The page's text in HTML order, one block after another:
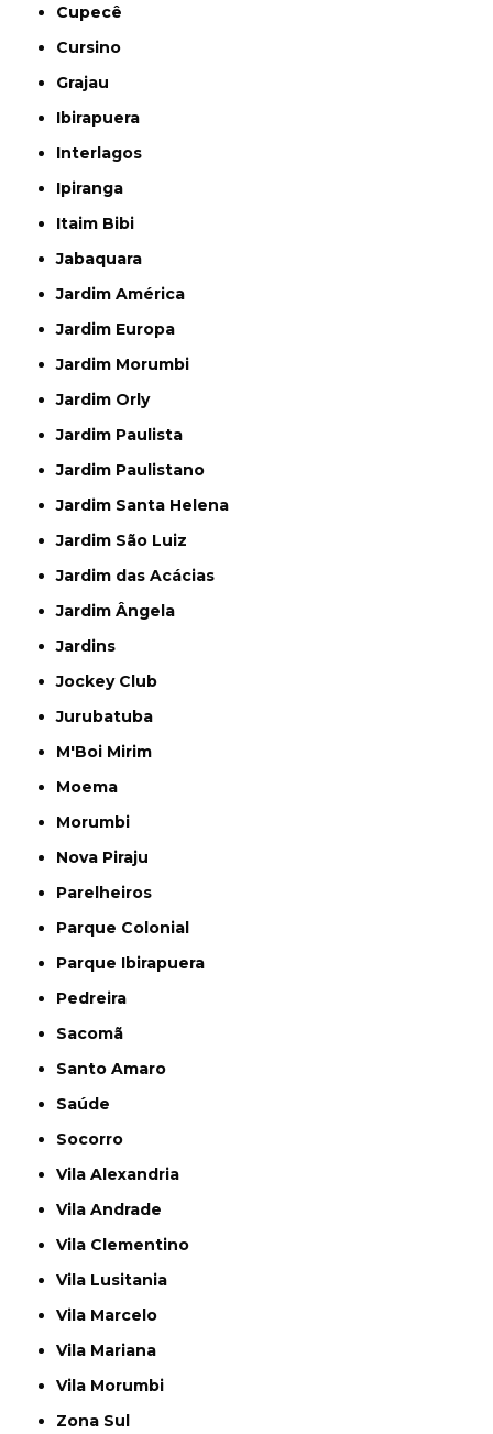
Cupecê
Cursino
Grajau
Ibirapuera
Interlagos
Ipiranga
Itaim Bibi
Jabaquara
Jardim América
Jardim Europa
Jardim Morumbi
Jardim Orly
Jardim Paulista
Jardim Paulistano
Jardim Santa Helena
Jardim São Luiz
Jardim das Acácias
Jardim Ângela
Jardins
Jockey Club
Jurubatuba
M'Boi Mirim
Moema
Morumbi
Nova Piraju
Parelheiros
Parque Colonial
Parque Ibirapuera
Pedreira
Sacomã
Santo Amaro
Saúde
Socorro
Vila Alexandria
Vila Andrade
Vila Clementino
Vila Lusitania
Vila Marcelo
Vila Mariana
Vila Morumbi
Zona Sul